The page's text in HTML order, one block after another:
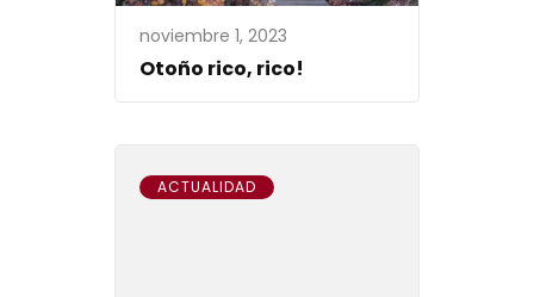
noviembre 1, 2023
Otoño rico, rico!
ACTUALIDAD